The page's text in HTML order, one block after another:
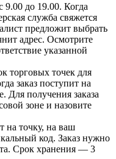
9.00 до 19.00. Когда
служба свяжется
предложит выбрать
адрес. Осмотрите
указанной
торговых точек для
заказ поступит на
Для получения заказа
зоне и назовите
на точку, на ваш
код. Заказ нужно
Срок хранения — 3